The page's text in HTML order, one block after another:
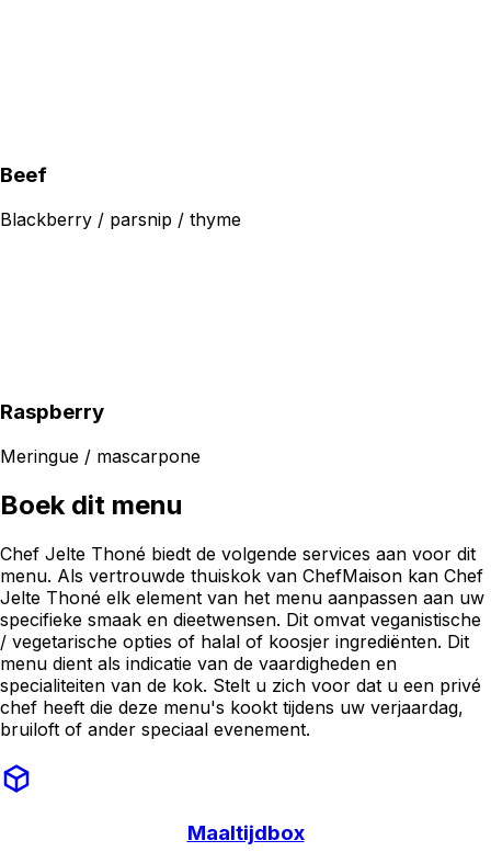
Beef
Blackberry / parsnip / thyme
Raspberry
Meringue / mascarpone
Boek dit menu
Chef Jelte Thoné biedt de volgende services aan voor dit
menu. Als vertrouwde thuiskok van ChefMaison kan Chef
Jelte Thoné elk element van het menu aanpassen aan uw
specifieke smaak en dieetwensen. Dit omvat veganistische
/ vegetarische opties of halal of koosjer ingrediënten. Dit
menu dient als indicatie van de vaardigheden en
specialiteiten van de kok. Stelt u zich voor dat u een privé
chef heeft die deze menu's kookt tijdens uw verjaardag,
bruiloft of ander speciaal evenement.
Maaltijdbox